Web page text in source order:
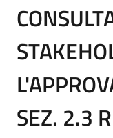
SEZ. 2.3